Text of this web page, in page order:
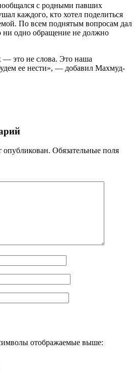
с родными павших
каждого, кто хотел поделиться
По всем поднятым вопросам дал
ни одно обращение не должно
— это не слова. Это наша
ее нести», — добавил Махмуд-
опубликован. Обязательные поля
отображаемые выше: